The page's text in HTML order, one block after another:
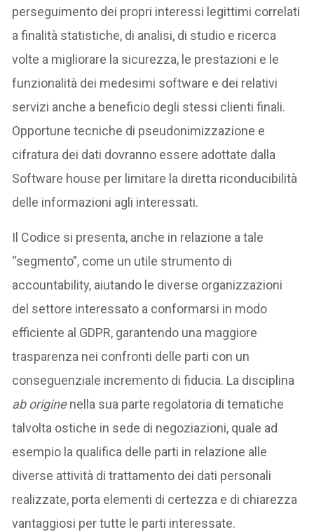
perseguimento dei propri interessi legittimi correlati
a finalità statistiche, di analisi, di studio e ricerca
volte a migliorare la sicurezza, le prestazioni e le
funzionalità dei medesimi software e dei relativi
servizi anche a beneficio degli stessi clienti finali.
Opportune tecniche di pseudonimizzazione e
cifratura dei dati dovranno essere adottate dalla
Software house per limitare la diretta riconducibilità
delle informazioni agli interessati.
Il Codice si presenta, anche in relazione a tale
“segmento”, come un utile strumento di
accountability, aiutando le diverse organizzazioni
del settore interessato a conformarsi in modo
efficiente al GDPR, garantendo una maggiore
trasparenza nei confronti delle parti con un
conseguenziale incremento di fiducia. La disciplina
ab originenella sua parte regolatoria di tematiche
talvolta ostiche in sede di negoziazioni, quale ad
esempio la qualifica delle parti in relazione alle
diverse attività di trattamento dei dati personali
realizzate, porta elementi di certezza e di chiarezza
vantaggiosi per tutte le parti interessate.